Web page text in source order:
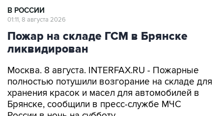
В РОССИИ
01:11, 8 августа 2026
Пожар на складе ГСМ в Брянске
ликвидирован
Москва. 8 августа. INTERFAX.RU - Пожарные
полностью потушили возгорание на складе для
хранения красок и масел для автомобилей в
Брянске, сообщили в пресс-службе МЧС